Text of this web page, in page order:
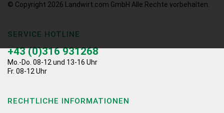
© Copyright 2026 Landwirt.com GmbH Alle Rechte vorbehalten.
SERVICE HOTLINE
+43 (0)316 931268
Mo.-Do. 08-12 und 13-16 Uhr
Fr. 08-12 Uhr
RECHTLICHE INFORMATIONEN